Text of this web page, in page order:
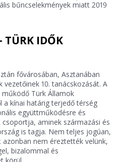
bűncselekmények miatt 2019
TÜRK IDŐK
fővárosában, Asztanában
10. tanácskozását. A
Türk Államok
a kínai határig terjedő térség
együttműködésre és
aminek származási és
is tagja. Nem teljes jogúan,
azonban nem éreztették velünk,
bizalommal és